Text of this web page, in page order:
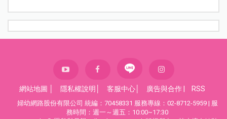
網站地圖 隱私權說明 客服中心 廣告與合作 RSS
婦幼網路股份有限公司 統編：70458331 服務專線：02-8712-5959 | 服
務時間：週一～週五：10:00~17:30